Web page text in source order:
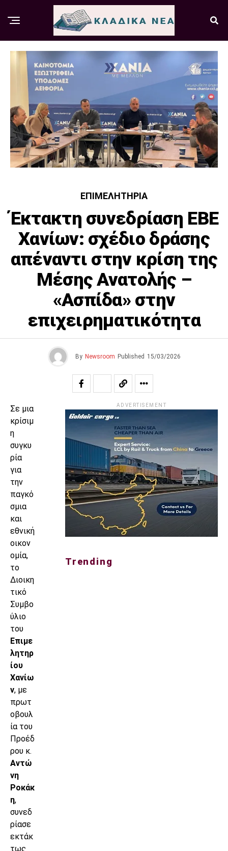
ΕΠΙΜΕΛΗΤΉΡΙΑ
Έκτακτη συνεδρίαση ΕΒΕ
Χανίων: σχέδιο δράσης
απέναντι στην κρίση της
Μέσης Ανατολής –
«Ασπίδα» στην
επιχειρηματικότητα
By Newsroom Published 15/03/2026
Σε μια
κρίσιμ
η
συγκυ
ρία
για
την
παγκό
σμια
και
εθνική
οικον
ομία,
το
Διοικη
τικό
Συμβο
ύλιο
του
Επιμε
λητηρ
ίου
Χανίω
ν, με
πρωτ
οβουλ
ία του
Προέδ
ρου κ.
Αντώ
νη
Ροκάκ
η,
συνεδ
ρίασε
εκτάκ
τως
ADVERTISEMENT
Trending